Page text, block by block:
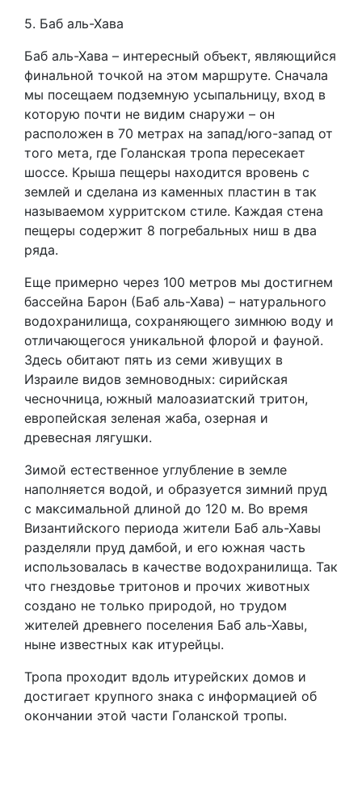
5. Баб аль-Хава
Баб аль-Хава – интересный объект, являющийся
финальной точкой на этом маршруте. Сначала
мы посещаем подземную усыпальницу, вход в
которую почти не видим снаружи – он
расположен в 70 метрах на запад/юго-запад от
того мета, где Голанская тропа пересекает
шоссе. Крыша пещеры находится вровень с
землей и сделана из каменных пластин в так
называемом хурритском стиле. Каждая стена
пещеры содержит 8 погребальных ниш в два
ряда.
Еще примерно через 100 метров мы достигнем
бассейна Барон (Баб аль-Хава) – натурального
водохранилища, сохраняющего зимнюю воду и
отличающегося уникальной флорой и фауной.
Здесь обитают пять из семи живущих в
Израиле видов земноводных: сирийская
чесночница, южный малоазиатский тритон,
европейская зеленая жаба, озерная и
древесная лягушки.
Зимой естественное углубление в земле
наполняется водой, и образуется зимний пруд
с максимальной длиной до 120 м. Во время
Византийского периода жители Баб аль-Хавы
разделяли пруд дамбой, и его южная часть
использовалась в качестве водохранилища. Так
что гнездовье тритонов и прочих животных
создано не только природой, но трудом
жителей древнего поселения Баб аль-Хавы,
ныне известных как итурейцы.
Тропа проходит вдоль итурейских домов и
достигает крупного знака с информацией об
окончании этой части Голанской тропы.